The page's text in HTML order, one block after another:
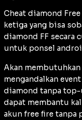
Cheat diamond
ketiga yang bisa
diamond FF secara
untuk ponsel
Akan membutuhkan
mengandalkan
diamond tanpa
dapat membantu
akun free fire tanpa